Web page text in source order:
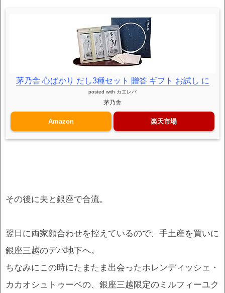
茅乃舎 心ばかり だし3種セット 贈答 ギフト お試し に
posted with カエレバ
茅乃舎
Amazon 楽天市場
その後に夫と銀座で合流。
翌日に両家顔合わせを控えているので、手土産を買いに
銀座三越のデパ地下へ。
ちなみにこの時にたまたま出会ったホレンディッシェ・
カカオシュトゥーベの、銀座三越限定のミルフィーユク